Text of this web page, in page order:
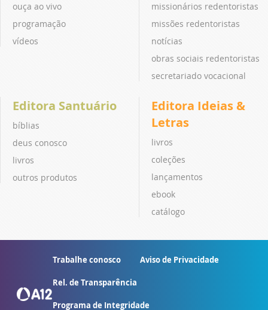
ouça ao vivo
programação
vídeos
missionários redentoristas
missões redentoristas
notícias
obras sociais redentoristas
secretariado vocacional
Editora Santuário
bíblias
deus conosco
livros
outros produtos
Editora Ideias &
Letras
livros
coleções
lançamentos
ebook
catálogo
Trabalhe conosco Aviso de Privacidade
Rel. de Transparência
Programa de Integridade